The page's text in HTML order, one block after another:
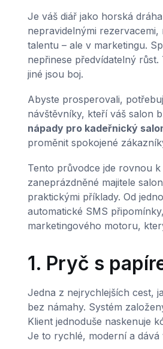
Je váš diář jako horská
nepravidelnými
talentu – ale v marketingu.
nepřinese předvídatelný
jiné jsou boj.
Abyste prosperovali,
návštěvníky, kteří váš salon
nápady pro kadeřnický
proměnit spokojené
Tento průvodce jde rovnou
zaneprázdněné majitele
praktickými příklady. Od
automatické SMS
marketingového motoru,
1. Pryč s
Jedna z nejrychlejších cest,
bez námahy. Systém
Klient jednoduše naskenuje
Je to rychlé, moderní a dává